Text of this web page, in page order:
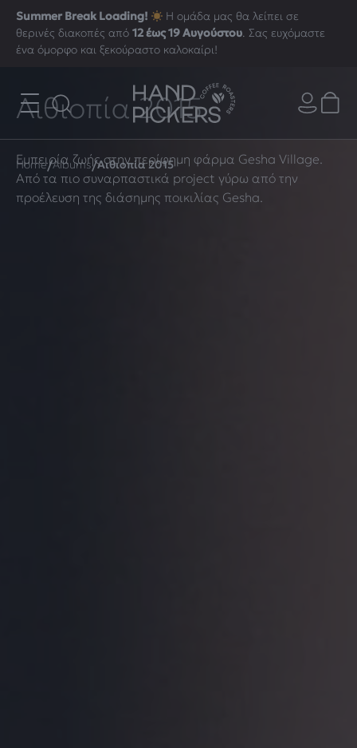
Summer Break Loading!
Η ομάδα μας θα λείπει σε
θερινές διακοπές από12 έως 19 Αυγούστου. Σας ευχόμαστε
ένα όμορφο και ξεκούραστο καλοκαίρι!
Home/Albums/Αιθιοπία 2015
Αιθιοπία 2015
Εμπειρία ζωής στην περίφημη φάρμα Gesha Village.
Από τα πιο συναρπαστικά project γύρω από την
προέλευση της διάσημης ποικιλίας Gesha.